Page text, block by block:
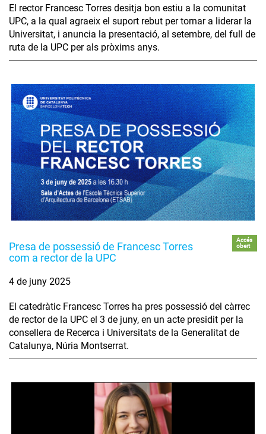
El rector Francesc Torres desitja bon estiu a la comunitat
UPC, a la qual agraeix el suport rebut per tornar a liderar la
Universitat, i anuncia la presentació, al setembre, del full de
ruta de la UPC per als pròxims anys.
Presa de possessió de Francesc Torres
com a rector de la UPC
Accés
obert
4 de juny 2025
El catedràtic Francesc Torres ha pres possessió del càrrec
de rector de la UPC el 3 de juny, en un acte presidit per la
consellera de Recerca i Universitats de la Generalitat de
Catalunya, Núria Montserrat.